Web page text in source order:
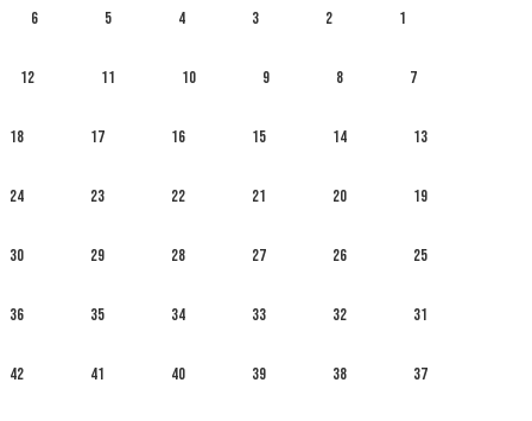
1
2
3
4
5
6
7
8
9
10
11
12
13
14
15
16
17
18
19
20
21
22
23
24
25
26
27
28
29
30
31
32
33
34
35
36
37
38
39
40
41
42